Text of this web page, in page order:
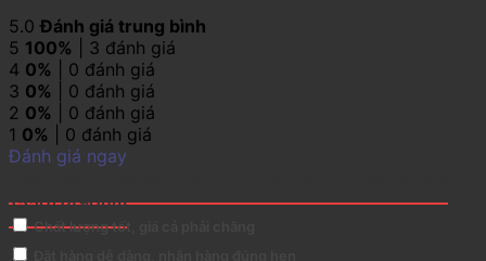
5.0Đánh giá trung bình
5 100% | 3 đánh giá
4 0% | 0 đánh giá
3 0% | 0 đánh giá
2 0% | 0 đánh giá
1 0% | 0 đánh giá
Đánh giá ngay
1550/1490nm
Chất lượng tốt, giá cả phải chăng